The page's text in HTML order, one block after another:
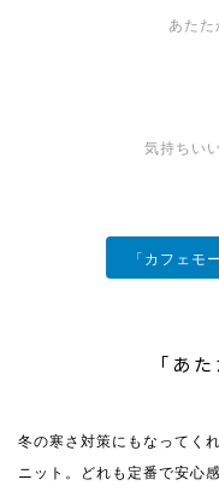
あた
気持ちい
「カフェモ
「あ
冬の寒さ対策にもなってく
ニット。どれも定番で安心